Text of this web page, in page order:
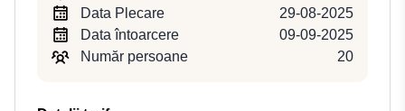
Data Plecare
29-08-2025
Data întoarcere
09-09-2025
Număr persoane
20